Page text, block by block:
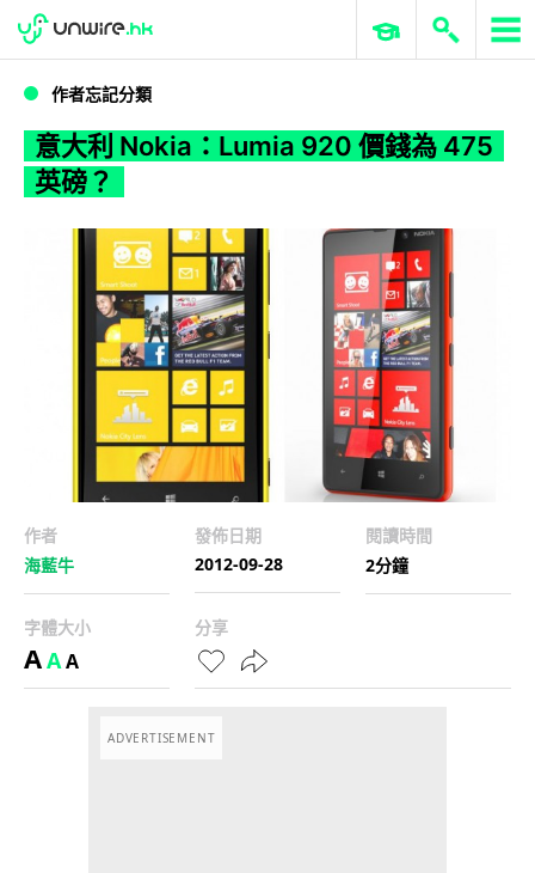
WWDC 2026 ERP 與商業 AI
作者忘記分類
意大利 Nokia：Lumia 920 價錢為 475
英磅？
作者
海藍牛
發佈日期
2012-09-28
閱讀時間
2分鐘
字體大小
AAA
分享
ADVERTISEMENT